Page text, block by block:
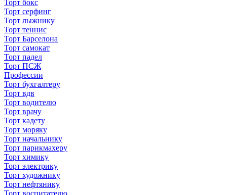
Торт бокс
Торт серфинг
Торт лыжнику
Торт теннис
Торт Барселона
Торт самокат
Торт падел
Торт ПСЖ
Профессии
Торт бухгалтеру
Торт вдв
Торт водителю
Торт врачу
Торт кадету
Торт моряку
Торт начальнику
Торт парикмахеру
Торт химику
Торт электрику
Торт художнику
Торт нефтянику
Торт воспитателю